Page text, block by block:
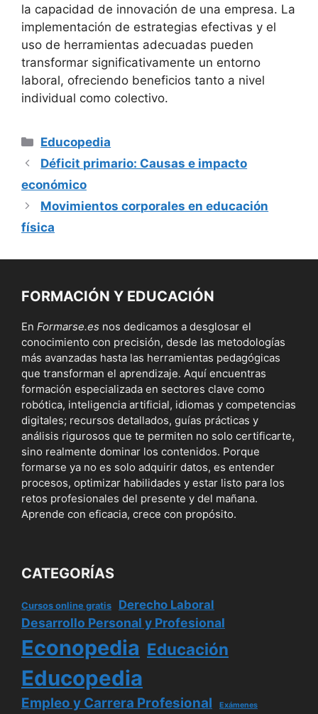
la capacidad de innovación de una empresa. La
implementación de estrategias efectivas y el
uso de herramientas adecuadas pueden
transformar significativamente un entorno
laboral, ofreciendo beneficios tanto a nivel
individual como colectivo.
Categorías
Educopedia
Déficit primario: Causas e impacto
económico
Movimientos corporales en educación
física
FORMACIÓN Y EDUCACIÓN
En Formarse.es nos dedicamos a desglosar el
conocimiento con precisión, desde las metodologías
más avanzadas hasta las herramientas pedagógicas
que transforman el aprendizaje. Aquí encuentras
formación especializada en sectores clave como
robótica, inteligencia artificial, idiomas y competencias
digitales; recursos detallados, guías prácticas y
análisis rigurosos que te permiten no solo certificarte,
sino realmente dominar los contenidos. Porque
formarse ya no es solo adquirir datos, es entender
procesos, optimizar habilidades y estar listo para los
retos profesionales del presente y del mañana.
Aprende con eficacia, crece con propósito.
CATEGORÍAS
Cursos online gratis Derecho Laboral
Desarrollo Personal y Profesional
Econopedia Educación
Educopedia
Empleo y Carrera Profesional Exámenes